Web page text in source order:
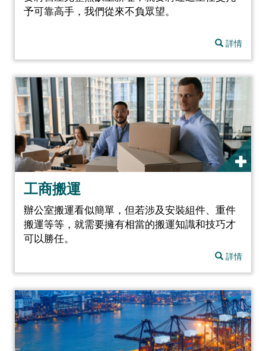
予可靠高手，我們從來不負眾望。
詳情
工商搬運
辦公室搬運看似簡單，但若涉及安裝組件、重件
搬運等等，就需要擁有相當的搬運知識和技巧才
可以勝任。
詳情